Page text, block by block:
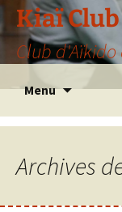
Aller
au
contenu
Kiaï Club
Club
Menu
Archives